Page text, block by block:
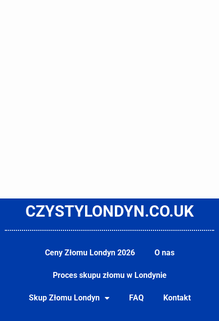
CZYSTYLONDYN.CO.UK
Ceny Złomu Londyn 2026 O nas
Proces skupu złomu w Londynie
Skup Złomu Londyn FAQ Kontakt